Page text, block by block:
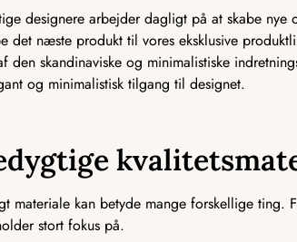
designere arbejder dagligt på at skabe
det næste produkt til vores eksklusive
den skandinaviske og minimalistiske
og minimalistisk tilgang til designet.
materiale kan betyde mange forskellige
stort fokus på.